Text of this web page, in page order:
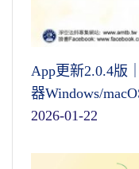
App更新2.0.4版
器Windows/
2026-01-22